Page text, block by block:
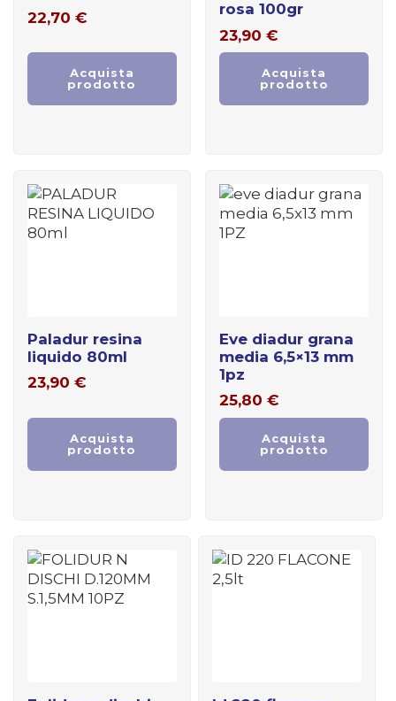
22,70 €
Acquista
prodotto
rosa 100gr
23,90 €
Acquista
prodotto
paladur resina
liquido 80ml
23,90 €
Acquista
prodotto
eve diadur grana
media 6,5×13 mm
1pz
25,80 €
Acquista
prodotto